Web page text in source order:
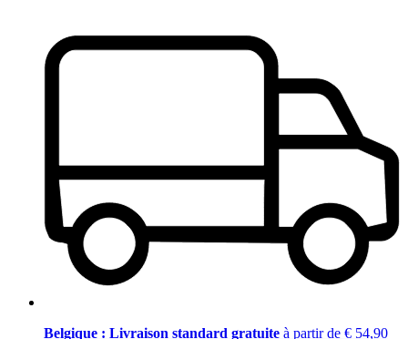
Belgique : Livraison standard gratuite à partir de € 54,90